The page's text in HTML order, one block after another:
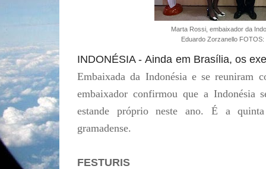
Marta Rossi, embaixador da
Eduardo Zorzanello
INDONÉSIA -Ainda em Brasília, os
Embaixada da Indonésia e se reuniram
embaixador confirmou que a Indonésia
estande próprio neste ano. É a
gramadense.
FESTURIS